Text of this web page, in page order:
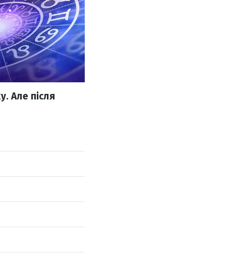
Але після